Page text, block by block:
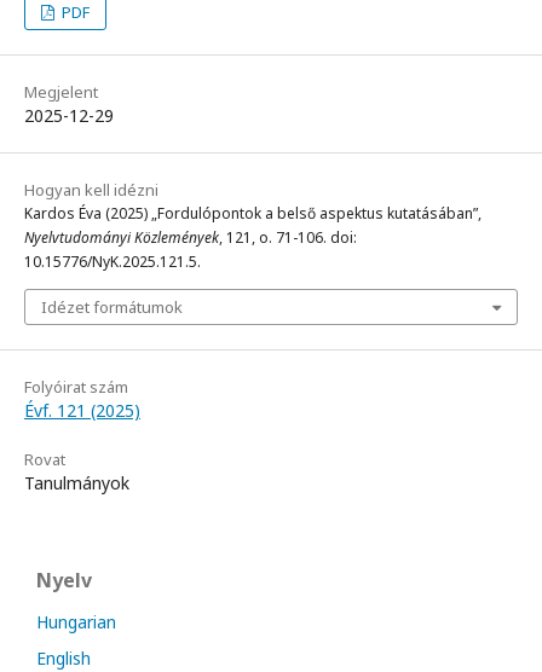
PDF
Megjelent
2025-12-29
Hogyan kell idézni
Kardos Éva (2025) „Fordulópontok a belső aspektus kutatásában”,
Nyelvtudományi Közlemények, 121, o. 71-106. doi:
10.15776/NyK.2025.121.5.
Idézet formátumok
Folyóirat szám
Évf. 121 (2025)
Rovat
Tanulmányok
Nyelv
Hungarian
English